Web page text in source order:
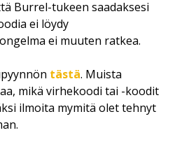
Burrel-tukeen saadaksesi
ei löydy
ei muuten ratkea.
tästä. Muista
mikä virhekoodi tai -koodit
ilmoita mymitä olet tehnyt